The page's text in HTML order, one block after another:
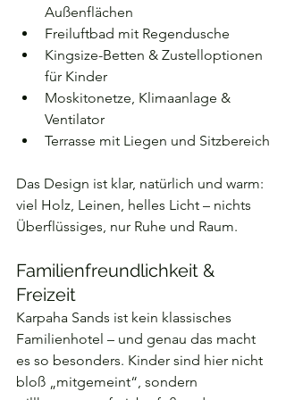
Außenflächen
Freiluftbad mit Regendusche
Kingsize-Betten & Zustelloptionen
für Kinder
Moskitonetze, Klimaanlage &
Ventilator
Terrasse mit Liegen und Sitzbereich
Das Design ist klar, natürlich und warm:
viel Holz, Leinen, helles Licht – nichts
Überflüssiges, nur Ruhe und Raum.
Familienfreundlichkeit &
Freizeit
Karpaha Sands ist kein klassisches
Familienhotel – und genau das macht
es so besonders. Kinder sind hier nicht
bloß „mitgemeint“, sondern